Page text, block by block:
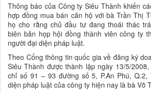
Thông báo của Công ty Siêu Thành khiến
hợp đồng mua bán căn hộ với bà Trần Thị
họ cho rằng chủ đầu tư đang thoái thác
biên bản họp hội đồng thành viên công ty
người đại diện pháp luật.
Theo Cổng thông tin quốc gia về đăng ký
Siêu Thành được thành lập ngày 13/5/
chỉ số 91 – 93 đường số 5, P.An Phú, Q.2,
diện pháp luật của công ty hiện nay là bà Võ